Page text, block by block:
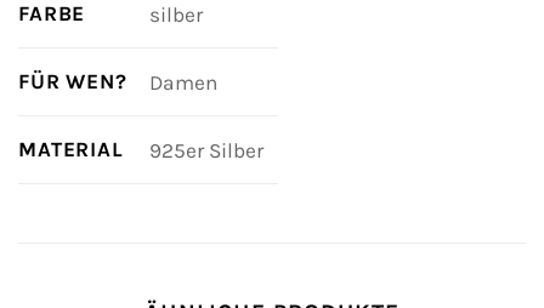
FARBE silber
FÜR WEN? Damen
MATERIAL 925er Silber